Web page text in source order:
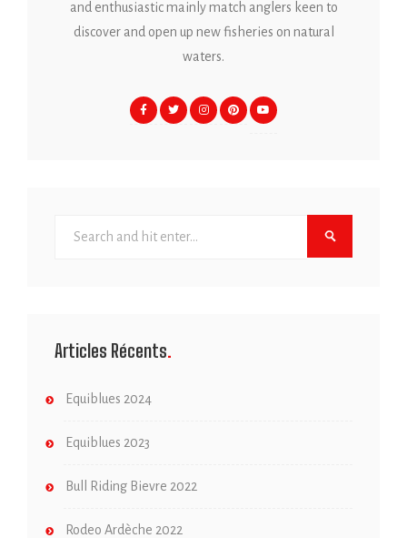
and enthusiastic mainly match anglers keen to
discover and open up new fisheries on natural
waters.
Articles Récents
Equiblues 2024
Equiblues 2023
Bull Riding Bievre 2022
Rodeo Ardèche 2022